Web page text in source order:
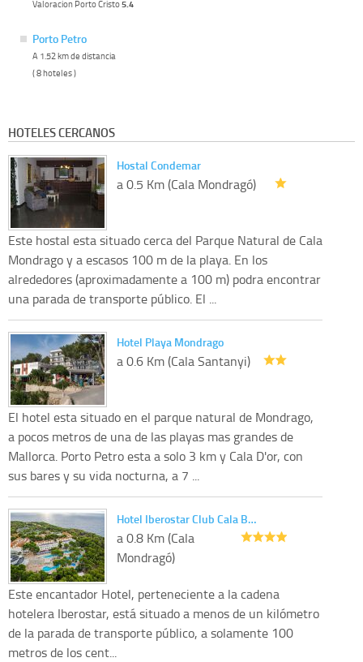
Valoracion Porto Cristo5.4
Porto Petro
A 1.52 km de distancia
( 8 hoteles )
HOTELES CERCANOS
Hostal Condemar
a 0.5 Km (Cala Mondragó)
Este hostal esta situado cerca del Parque Natural de Cala
Mondrago y a escasos 100 m de la playa. En los
alrededores (aproximadamente a 100 m) podra encontrar
una parada de transporte público. El ...
Hotel Playa Mondrago
a 0.6 Km (Cala Santanyi)
El hotel esta situado en el parque natural de Mondrago,
a pocos metros de una de las playas mas grandes de
Mallorca. Porto Petro esta a solo 3 km y Cala D'or, con
sus bares y su vida nocturna, a 7 ...
Hotel Iberostar Club Cala B…
a 0.8 Km (Cala
Mondragó)
Este encantador Hotel, perteneciente a la cadena
hotelera Iberostar, está situado a menos de un kilómetro
de la parada de transporte público, a solamente 100
metros de los cent...